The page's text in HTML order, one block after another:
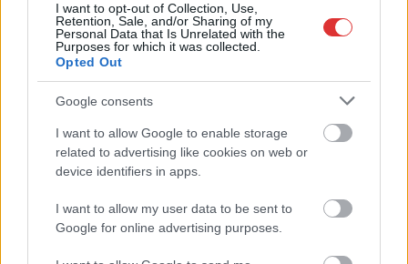
I want to opt-out of Collection, Use,
Retention, Sale, and/or Sharing of my
Personal Data that Is Unrelated with the
Purposes for which it was collected.
Opted Out
Google consents
I want to allow Google to enable storage
related to advertising like cookies on web or
device identifiers in apps.
I want to allow my user data to be sent to
Google for online advertising purposes.
egy jól megtervezett konyha nem feltétlenül jelenti a
költségvetés túllépését. Egyre többen keresnek ma olyan
megoldásokat, amelyekkel funkcionális és vonzó teret
hozhatnak létre anélkül, hogy vagyonokat költenének. Éppen
ezért érdemes megvizsgálni, mitől függ valójában a
konyhabútor ára, és hogyan lehet ezt a vásárlást ésszerűen
megközelíteni.
hirdetés,támogatott tartalom